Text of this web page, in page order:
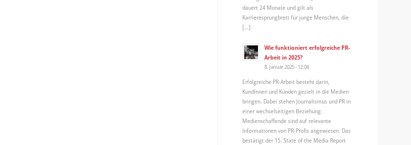
dauert 24 Monate und gilt als
Karrieresprungbrett für junge Menschen, die
[…]
Wie funktioniert erfolgreiche PR-
Arbeit in 2025?
8. Januar 2025 - 12:08
Erfolgreiche PR-Arbeit besteht darin,
Kundinnen und Kunden gezielt in die Medien
bringen. Dabei stehen Journalismus und PR in
einer wechselseitigen Beziehung:
Medienschaffende sind auf relevante
Informationen von PR-Profis angewiesen. Das
bestätigt der 15. State of the Media Report